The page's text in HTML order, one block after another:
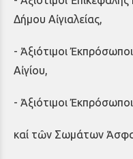
Δήμου Αἰγιαλείας,
- Ἀξιότιμοι
Αἰγίου,
- Ἀξιότιμοι
καί τῶν Σωμάτων